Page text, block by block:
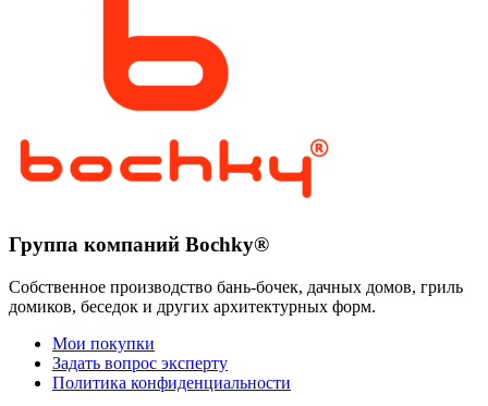
Группа компаний Bochky®
Собственное производство бань-бочек, дачных домов, гриль
домиков, беседок и других архитектурных форм.
Мои покупки
Задать вопрос эксперту
Политика конфиденциальности